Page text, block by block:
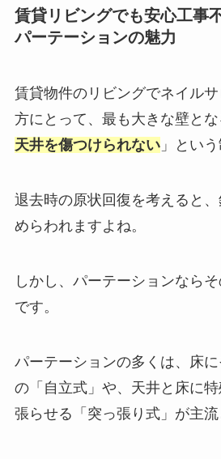
賃貸リビングでも安心工事
パーテーションの魅力
賃貸物件のリビングでネイル
方にとって、最も大きな壁とな
天井を傷つけられない」という
退去時の原状回復を考えると
めらわれますよね。
しかし、パーテーションなら
です。
パーテーションの多くは、床
の「自立式」や、天井と床に
張らせる「突っ張り式」が主流